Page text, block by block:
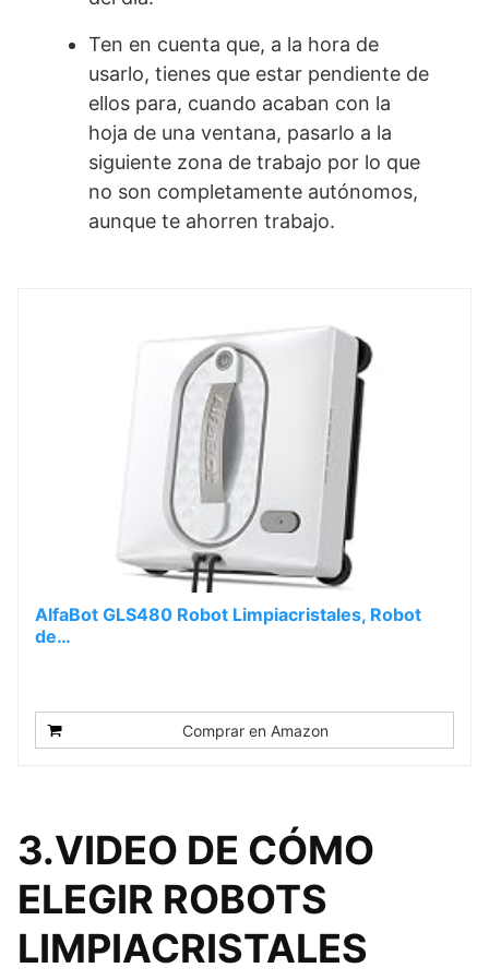
Ten en cuenta que, a la hora de
usarlo, tienes que estar pendiente de
ellos para, cuando acaban con la
hoja de una ventana, pasarlo a la
siguiente zona de trabajo por lo que
no son completamente autónomos,
aunque te ahorren trabajo.
AlfaBot GLS480 Robot Limpiacristales, Robot
de…
Comprar en Amazon
3.VIDEO DE CÓMO
ELEGIR ROBOTS
LIMPIACRISTALES